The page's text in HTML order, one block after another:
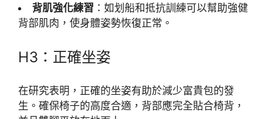
背肌強化練習 ：如划船和抵抗訓練可以幫助強健
背部肌肉，使身體姿勢恢復正常。
H3：正確坐姿
在研究表明，正確的坐姿有助於減少富貴包的發
生。確保椅子的高度合適，背部應完全貼合椅背，